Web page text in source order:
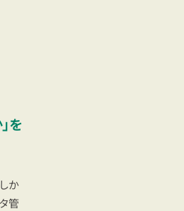
を
か
管